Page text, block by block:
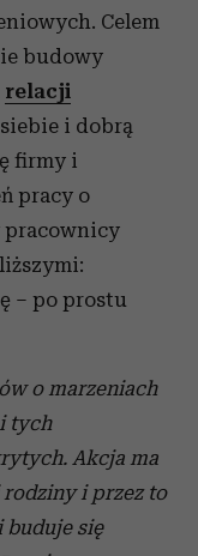
Celem
budowy
relacji
i dobrą
firmy i
pracy o
pracownicy
– po prostu
o marzeniach
tych
Akcja ma
rodziny i przez to
buduje się